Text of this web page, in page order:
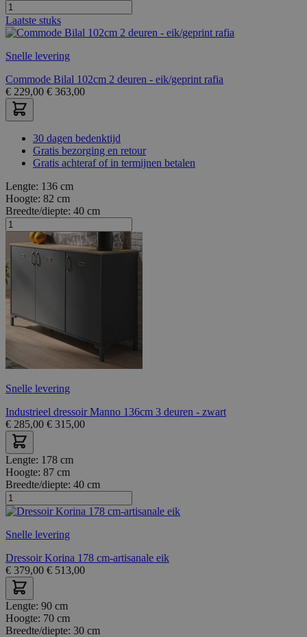
Laatste stuks
Snelle levering
Commode Bilal 102cm 2 deuren - eik/geprint rafia
€ 229,00 € 363,00
30 dagen bedenktijd
Gratis bezorging en retour
Gratis achteraf of in termijnen betalen
Lengte: 136 cm
Hoogte: 82 cm
Breedte/diepte: 40 cm
Snelle levering
Industrieel dressoir Manno 136cm 3 deuren - zwart
€ 285,00 € 315,00
Lengte: 178 cm
Hoogte: 87 cm
Breedte/diepte: 40 cm
Snelle levering
Dressoir Korina 178 cm-artisanale eik
€ 379,00 € 513,00
Lengte: 90 cm
Hoogte: 70 cm
Breedte/diepte: 30 cm